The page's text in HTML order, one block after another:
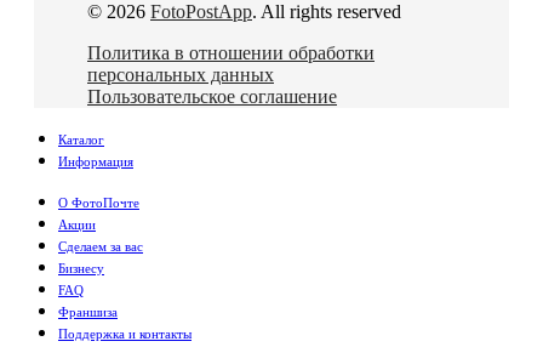
© 2026 FotoPostApp. All rights reserved
Политика в отношении обработки
персональных данных
Пользовательское соглашение
Каталог
Информация
О ФотоПочте
Акции
Сделаем за вас
Бизнесу
FAQ
Франшиза
Поддержка и контакты